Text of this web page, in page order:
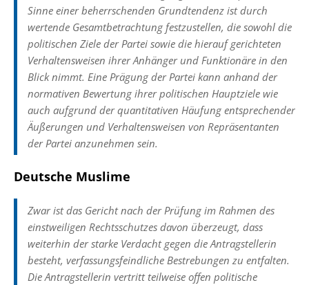
Sinne einer beherrschenden Grundtendenz ist durch
wertende Gesamtbetrachtung festzustellen, die sowohl die
politischen Ziele der Partei sowie die hierauf gerichteten
Verhaltensweisen ihrer Anhänger und Funktionäre in den
Blick nimmt. Eine Prägung der Partei kann anhand der
normativen Bewertung ihrer politischen Hauptziele wie
auch aufgrund der quantitativen Häufung entsprechender
Äußerungen und Verhaltensweisen von Repräsentanten
der Partei anzunehmen sein.
Deutsche Muslime
Zwar ist das Gericht nach der Prüfung im Rahmen des
einstweiligen Rechtsschutzes davon überzeugt, dass
weiterhin der starke Verdacht gegen die Antragstellerin
besteht, verfassungsfeindliche Bestrebungen zu entfalten.
Die Antragstellerin vertritt teilweise offen politische